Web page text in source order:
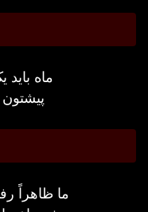
ماه باید
پیشتون
ما ظاهراً